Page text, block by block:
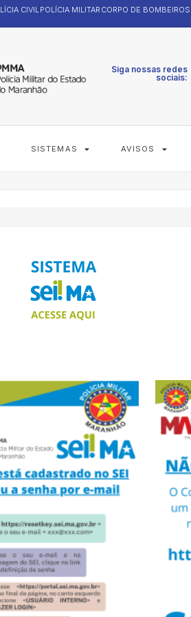
CIVILPOLÍCIA MILITAR CORPO DE BOMBEIROS
Siga nossas redes
sociais:
SISTEMAS AVISOS